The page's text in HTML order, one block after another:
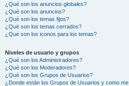
¿Qué son los anuncios globales?
¿Qué son los anuncios?
¿Qué son los temas fijos?
¿Qué son los temas cerrados?
¿Qué son los iconos para los temas?
Niveles de usuario y grupos
¿Qué son los Administradores?
¿Qué son los Moderadores?
¿Qué son los Grupos de Usuarios?
¿Donde están los Grupos de Usuarios y como